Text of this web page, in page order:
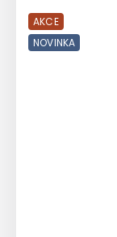
AKCE
NOVINKA